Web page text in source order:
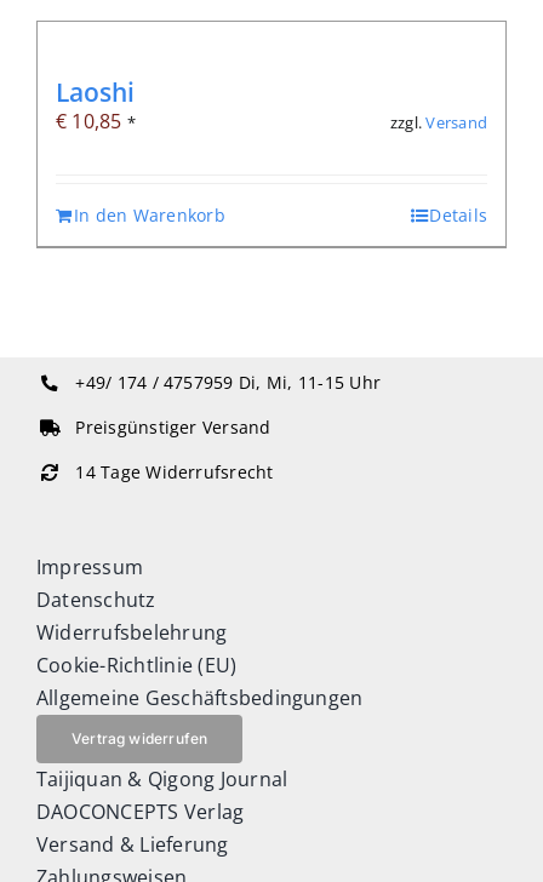
Laoshi
€ 10,85 * zzgl.Versand
In den Warenkorb Details
+49/ 174 / 4757959 Di, Mi, 11-15 Uhr
Preisgünstiger Versand
14 Tage Widerrufsrecht
Impressum
Datenschutz
Widerrufsbelehrung
Cookie-Richtlinie (EU)
Allgemeine Geschäftsbedingungen
Vertrag widerrufen
Taijiquan & Qigong Journal
DAOCONCEPTS Verlag
Versand & Lieferung